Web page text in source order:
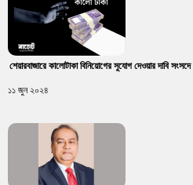
শেয়ারবাজারে কালোটাকা বিনিয়োগের সুযোগ দেওয়ার দাবি সংসদে
১১ জুন ২০২৪